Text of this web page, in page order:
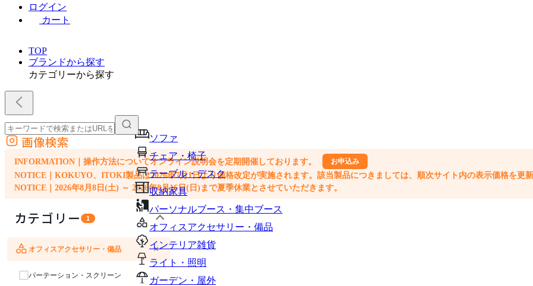
ログイン
カート
TOP
ブランドから探す
カテゴリーから探す
ソファ
チェア・椅子
テーブル・デスク
収納家具
パーソナルブース・集中ブース
オフィスアクセサリー・備品
インテリア雑貨
ライト・照明
ガーデン・屋外
外部サイトの商品をカートに追加
他のサイトで見つけた商品ページのURLを貼り付けて、カートに追加できます
画像検索
INFORMATION｜操作方法についてオンライン説明会を定期開催しております。 お申込み
NOTICE｜KOKUYO、ITOKI製品は2026年7月1日より価格改定が実施されます。該当製品につきましては、順次サイト内の表示価格を更新
NOTICE｜2026年8月8日(土) ～ 2026年8月16日(日)まで夏季休業とさせていただきます。
カテゴリー 1
ソファ
チェア・椅子
テーブル・デスク
収納家具
パーソナルブース・集中ブース
オフィスアクセサリー・備品 ×
パーテーション・スクリーン